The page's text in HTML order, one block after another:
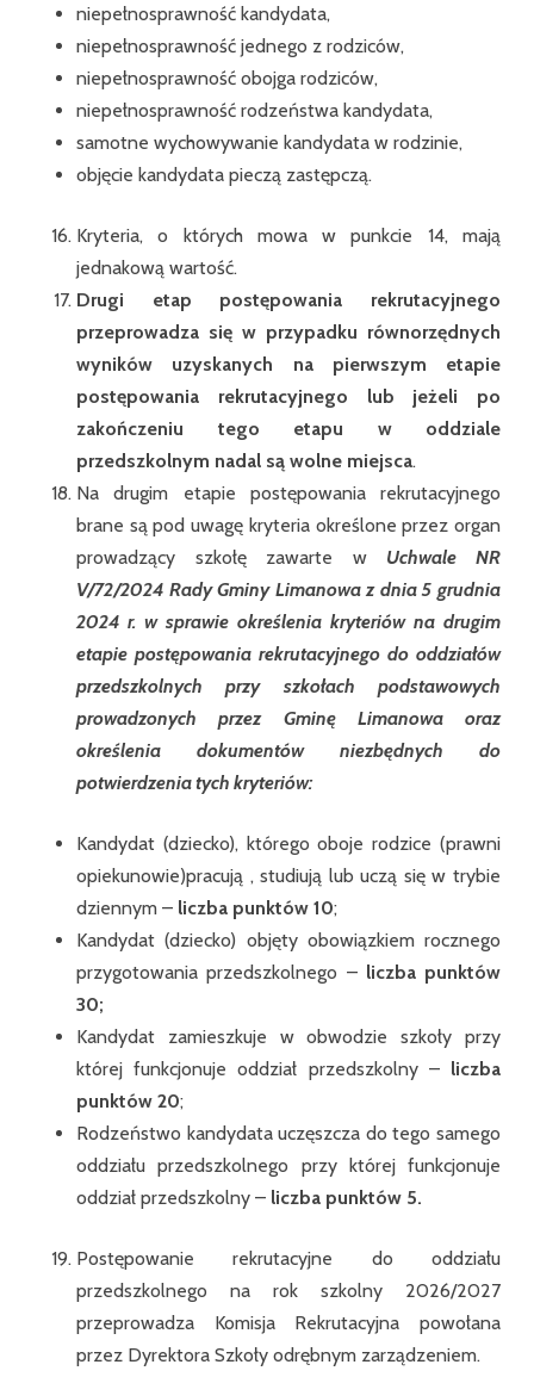
niepełnosprawność kandydata,
niepełnosprawność jednego z rodziców,
niepełnosprawność obojga rodziców,
niepełnosprawność rodzeństwa kandydata,
samotne wychowywanie kandydata w rodzinie,
objęcie kandydata pieczą zastępczą.
Kryteria, o których mowa w punkcie 14, mają
jednakową wartość.
Drugi etap postępowania rekrutacyjnego
przeprowadza się w przypadku równorzędnych
wyników uzyskanych na pierwszym etapie
postępowania rekrutacyjnego lub jeżeli po
zakończeniu tego etapu w oddziale
przedszkolnym nadal są wolne miejsca.
Na drugim etapie postępowania rekrutacyjnego
brane są pod uwagę kryteria określone przez organ
prowadzący szkołę zawarte w Uchwale NR
V/72/2024 Rady Gminy Limanowa z dnia 5 grudnia
2024 r. w sprawie określenia kryteriów na drugim
etapie postępowania rekrutacyjnego do oddziałów
przedszkolnych przy szkołach podstawowych
prowadzonych przez Gminę Limanowa oraz
określenia dokumentów niezbędnych do
potwierdzenia tych kryteriów:
Kandydat (dziecko), którego oboje rodzice (prawni
opiekunowie)pracują , studiują lub uczą się w trybie
dziennym – liczba punktów 10;
Kandydat (dziecko) objęty obowiązkiem rocznego
przygotowania przedszkolnego – liczba punktów
30;
Kandydat zamieszkuje w obwodzie szkoły przy
której funkcjonuje oddział przedszkolny – liczba
punktów 20;
Rodzeństwo kandydata uczęszcza do tego samego
oddziału przedszkolnego przy której funkcjonuje
oddział przedszkolny – liczba punktów 5.
Postępowanie rekrutacyjne do oddziału
przedszkolnego na rok szkolny 2026/2027
przeprowadza Komisja Rekrutacyjna powołana
przez Dyrektora Szkoły odrębnym zarządzeniem.